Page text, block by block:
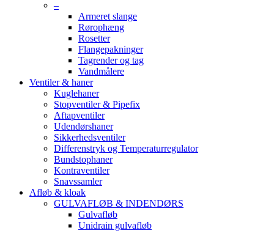
–
Armeret slange
Rørophæng
Rosetter
Flangepakninger
Tagrender og tag
Vandmålere
Ventiler & haner
Kuglehaner
Stopventiler & Pipefix
Aftapventiler
Udendørshaner
Sikkerhedsventiler
Differenstryk og Temperaturregulator
Bundstophaner
Kontraventiler
Snavssamler
Afløb & kloak
GULVAFLØB & INDENDØRS
Gulvafløb
Unidrain gulvafløb